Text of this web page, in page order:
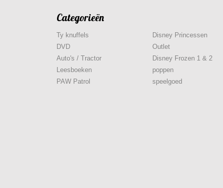
Categorieën
Ty knuffels
DVD
Auto's / Tractor
Leesboeken
PAW Patrol
Disney Princessen
Outlet
Disney Frozen 1 & 2
poppen
speelgoed